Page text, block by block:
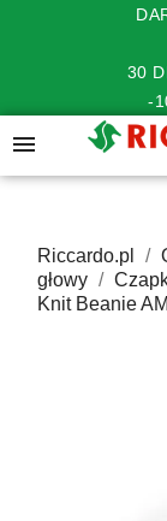
30
-

Riccardo.pl
głowy
Knit Beanie